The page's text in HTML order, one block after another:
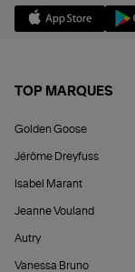
TOP MARQUES
Golden Goose
Jérôme Dreyfuss
Isabel Marant
Jeanne Vouland
Autry
Vanessa Bruno